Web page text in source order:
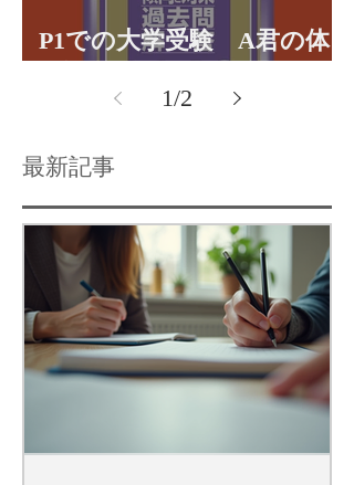
P1での大学受験 A君の体
1/2
最新記事